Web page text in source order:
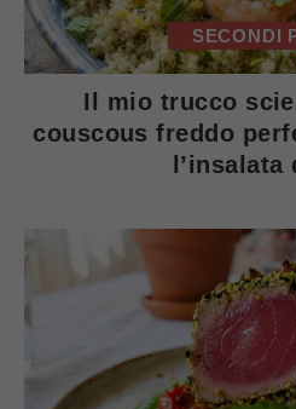
SECONDI
Il mio trucco
couscous freddo
l’insalata